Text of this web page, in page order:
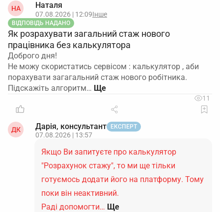
НА Наталя
07.08.2026 | 12:09Інше
ВІДПОВІДЬ НАДАНО
Як розрахувати загальний стаж нового
працівника без калькулятора
Доброго дня!
Не можу скористатись сервісом : калькулятор , аби
порахувати загагальний стаж нового робітника.
Підскажіть алгоритм…
11
ДК Дарія, консультант ЕКСПЕРТ
07.08.2026 | 13:57
Якщо Ви запитуєте про калькулятор
"Розрахунок стажу", то ми ще тільки
готуємось додати його на платформу. Тому
поки він неактивний.
Раді допомогти… Ще